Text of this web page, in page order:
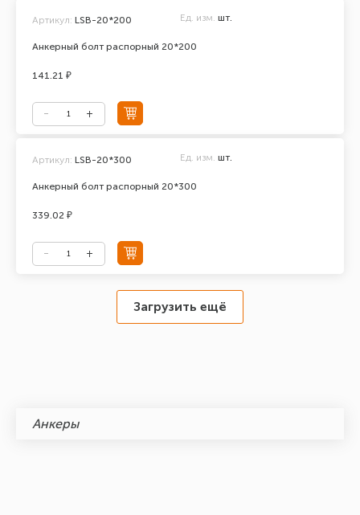
Анкерный болт распорный 20*200
Артикул: LSB-20*200 Ед. изм. шт.
141.21 ₽
Анкерный болт распорный 20*300
Артикул: LSB-20*300 Ед. изм. шт.
339.02 ₽
Загрузить ещё
Анкеры